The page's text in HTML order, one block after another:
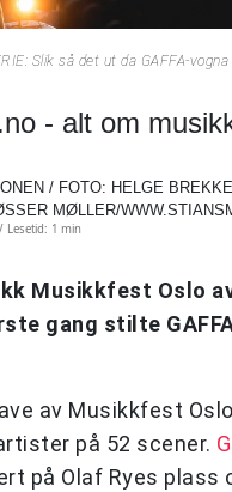
Slik så det ut da GAFFA-
- alt om
/ FOTO: HELGE
MØLLER/
Lesetid: 1 min
Musikkfest Oslo
gang stilte
av Musikkfest
på 52 scener.
på Olaf Ryes plass